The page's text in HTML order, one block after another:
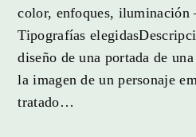
color, enfoques, iluminación
Tipografías
diseño de una portada de
la imagen de un personaje
tratado…